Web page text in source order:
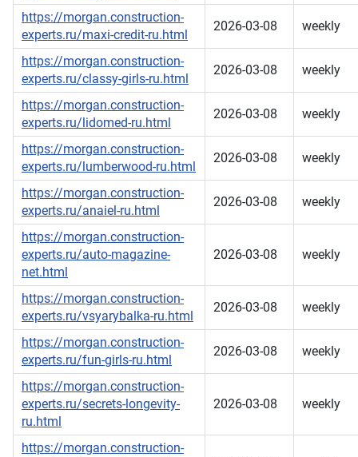
https://morgan.construction-
experts.ru/maxi-credit-ru.html
2026-03-08 weekly
https://morgan.construction-
experts.ru/classy-girls-ru.html
2026-03-08 weekly
https://morgan.construction-
experts.ru/lidomed-ru.html
2026-03-08 weekly
https://morgan.construction-
experts.ru/lumberwood-ru.html
2026-03-08 weekly
https://morgan.construction-
experts.ru/anaiel-ru.html
2026-03-08 weekly
https://morgan.construction-
experts.ru/auto-magazine-
net.html
2026-03-08 weekly
https://morgan.construction-
experts.ru/vsyarybalka-ru.html
2026-03-08 weekly
https://morgan.construction-
experts.ru/fun-girls-ru.html
2026-03-08 weekly
https://morgan.construction-
experts.ru/secrets-longevity-
ru.html
2026-03-08 weekly
https://morgan.construction-